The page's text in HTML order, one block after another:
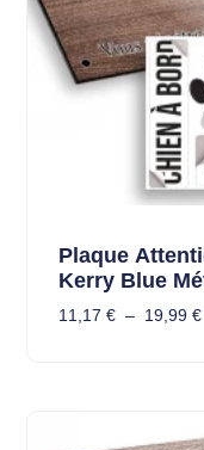
Plaque
Kerry Blue
11,17 € – 19,99 €